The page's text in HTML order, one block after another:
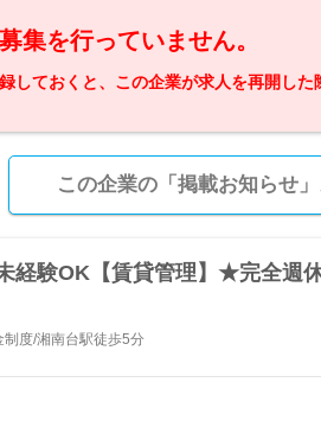
集を行っていません。
しておくと、この企業が求人を再開した
この企業の「掲載お知らせ
経験OK【賃貸管理】★完全週
制度/湘南台駅徒歩5分